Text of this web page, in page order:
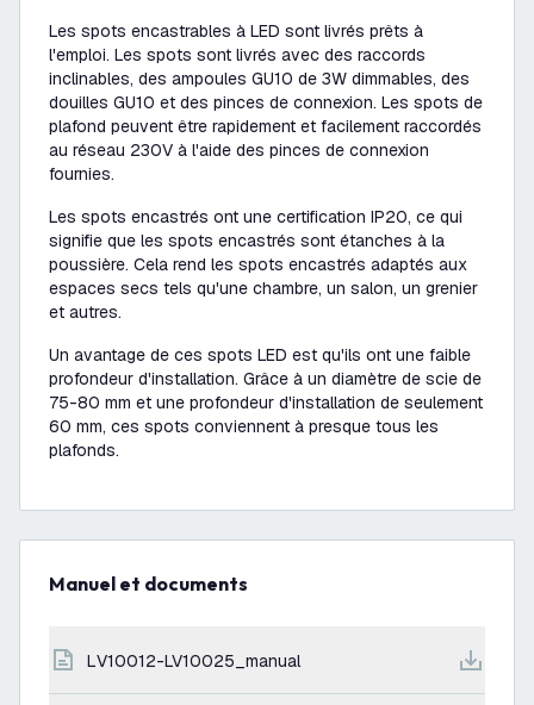
Les spots encastrables à LED sont livrés prêts à
l'emploi. Les spots sont livrés avec des raccords
inclinables, des ampoules GU10 de 3W dimmables, des
douilles GU10 et des pinces de connexion. Les spots de
plafond peuvent être rapidement et facilement raccordés
au réseau 230V à l'aide des pinces de connexion
fournies.
Les spots encastrés ont une certification IP20, ce qui
signifie que les spots encastrés sont étanches à la
poussière. Cela rend les spots encastrés adaptés aux
espaces secs tels qu'une chambre, un salon, un grenier
et autres.
Un avantage de ces spots LED est qu'ils ont une faible
profondeur d'installation. Grâce à un diamètre de scie de
75-80 mm et une profondeur d'installation de seulement
60 mm, ces spots conviennent à presque tous les
plafonds.
Manuel et documents
LV10012-LV10025_manual